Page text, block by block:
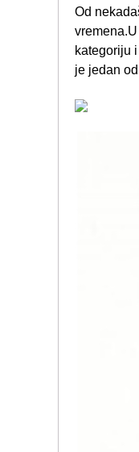
Od
kategoriju
je jedan